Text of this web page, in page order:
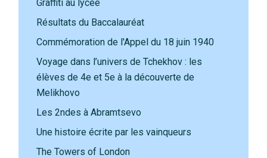
Graffiti au lycée
Résultats du Baccalauréat
Commémoration de l'Appel du 18 juin 1940
Voyage dans l’univers de Tchekhov : les
élèves de 4e et 5e à la découverte de
Melikhovo
Les 2ndes à Abramtsevo
Une histoire écrite par les vainqueurs
The Towers of London